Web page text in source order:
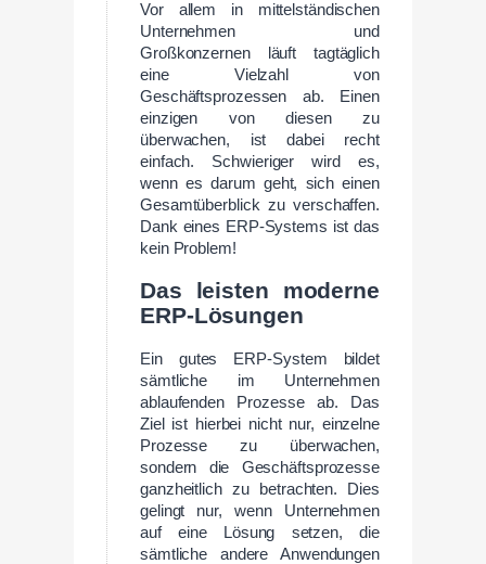
Vor allem in mittelständischen
Unternehmen und
Großkonzernen läuft tagtäglich
eine Vielzahl von
Geschäftsprozessen ab. Einen
einzigen von diesen zu
überwachen, ist dabei recht
einfach. Schwieriger wird es,
wenn es darum geht, sich einen
Gesamtüberblick zu verschaffen.
Dank eines ERP-Systems ist das
kein Problem!
Das leisten moderne
ERP-Lösungen
Ein gutes ERP-System bildet
sämtliche im Unternehmen
ablaufenden Prozesse ab. Das
Ziel ist hierbei nicht nur, einzelne
Prozesse zu überwachen,
sondern die Geschäftsprozesse
ganzheitlich zu betrachten. Dies
gelingt nur, wenn Unternehmen
auf eine Lösung setzen, die
sämtliche andere Anwendungen